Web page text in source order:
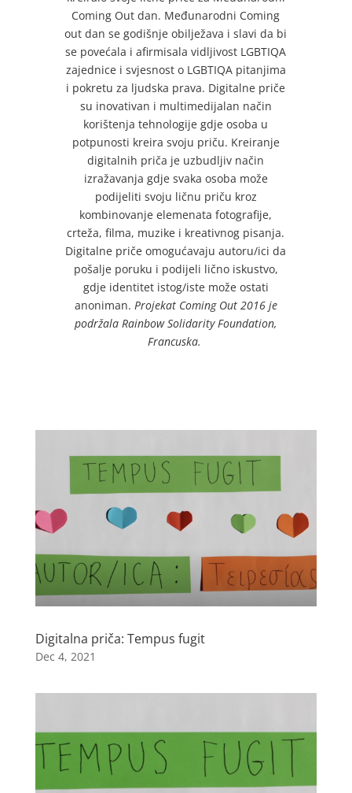
Coming Out dan. Međunarodni Coming
out dan se godišnje obilježava i slavi da bi
se povećala i afirmisala vidljivost LGBTIQA
zajednice i svjesnost o LGBTIQA pitanjima
i pokretu za ljudska prava. Digitalne priče
su inovativan i multimedijalan način
korištenja tehnologije gdje osoba u
potpunosti kreira svoju priču. Kreiranje
digitalnih priča je uzbudljiv način
izražavanja gdje svaka osoba može
podijeliti svoju ličnu priču kroz
kombinovanje elemenata fotografije,
crteža, filma, muzike i kreativnog pisanja.
Digitalne priče omogućavaju autoru/ici da
pošalje poruku i podijeli lično iskustvo,
gdje identitet istog/iste može ostati
anoniman. Projekat Coming Out 2016 je
podržala Rainbow Solidarity Foundation,
Francuska.
Digitalna priča: Tempus fugit
Dec 4, 2021